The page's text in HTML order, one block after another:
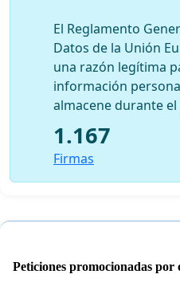
El Reglamento
Datos de la Unión
una razón legítima
información
almacene durante
1.167
Firmas
Peticiones promocionadas por